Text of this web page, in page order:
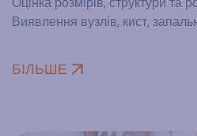
Виявлення вузлів, кист,
БІЛЬШЕ